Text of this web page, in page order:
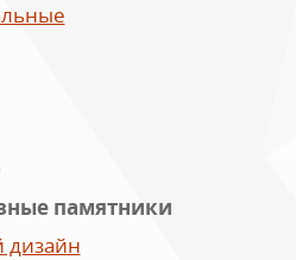
памятники
дизайн